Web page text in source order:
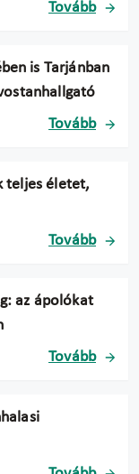
Tovább
is Tarjánban
Tovább
teljes életet,
Tovább
az ápolókat
Tovább